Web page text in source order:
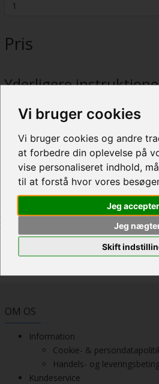
Vi bruger cookies
Vi bruger cookies og andre
at forbedre din oplevelse på
vise personaliseret indhold,
til at forstå hvor vores
Jeg
Jeg
Skift
Pris
Yderligere
TILBAGE TIL KATALOGET
OM OS
Information
Cookie- &
Handels- og
Kundeservice